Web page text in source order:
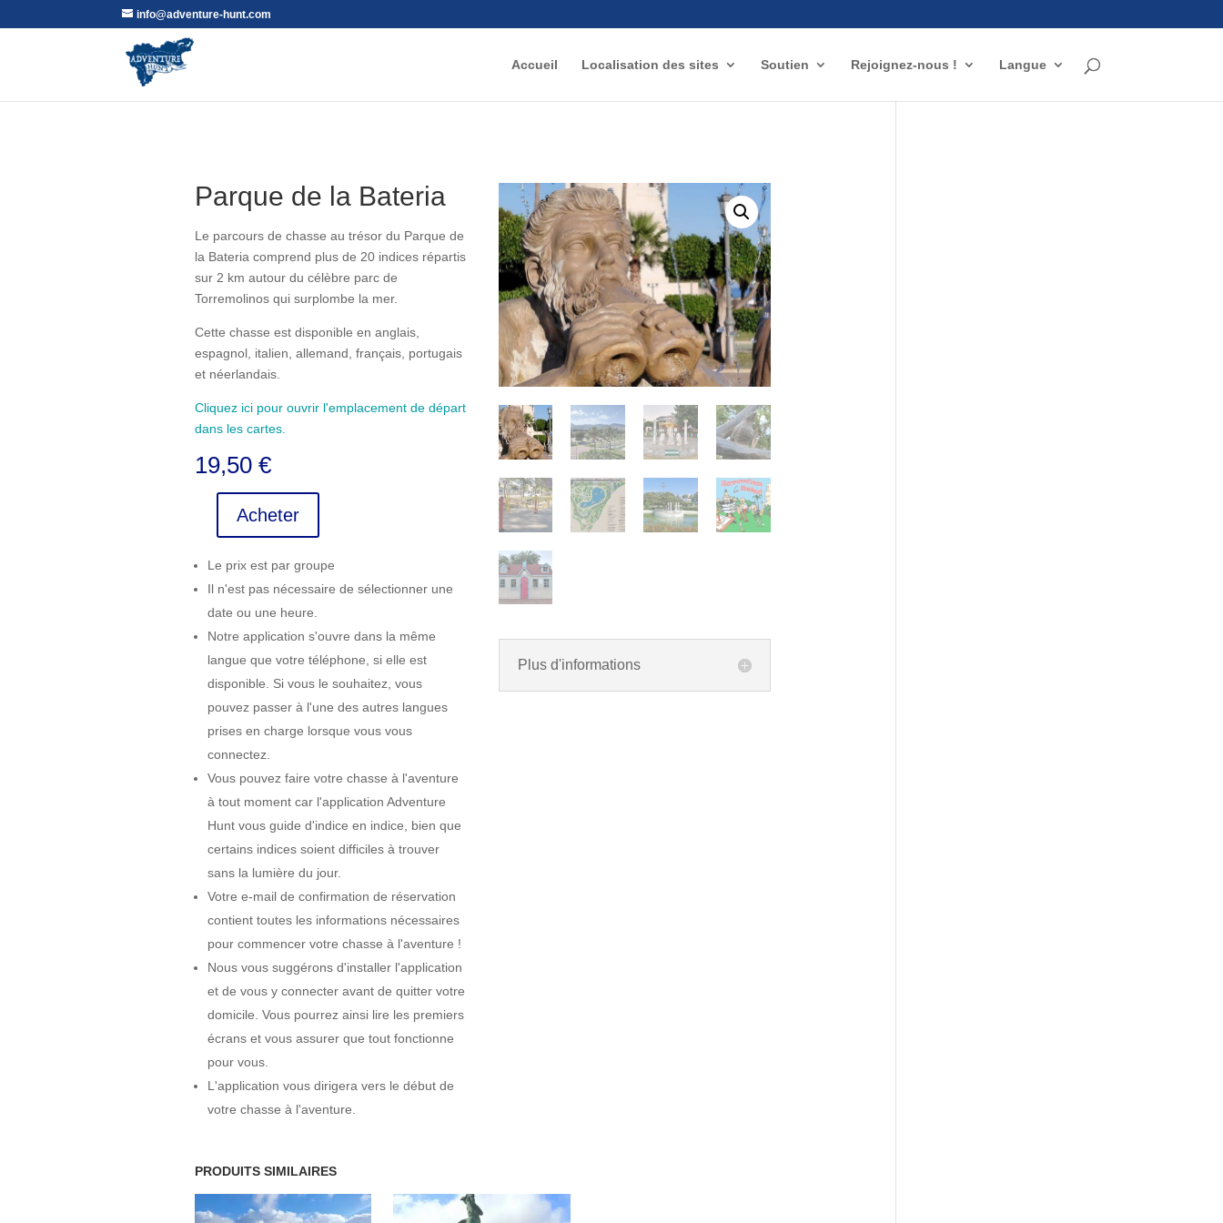
info@adventure-hunt.com
Accueil Localisation des sites Soutien Rejoignez-nous ! Langue
Parque de la Bateria
Le parcours de chasse au trésor du Parque de
la Bateria comprend plus de 20 indices répartis
sur 2 km autour du célèbre parc de
Torremolinos qui surplombe la mer.
Cette chasse est disponible en anglais,
espagnol, italien, allemand, français, portugais
et néerlandais.
Cliquez ici pour ouvrir l'emplacement de départ
dans les cartes.
19,50 €
quantité
Parque
de
Bateria
Acheter
Le prix est par groupe
Il n'est pas nécessaire de sélectionner une
date ou une heure.
Notre application s'ouvre dans la même
langue que votre téléphone, si elle est
disponible. Si vous le souhaitez, vous
pouvez passer à l'une des autres langues
prises en charge lorsque vous vous
connectez.
Vous pouvez faire votre chasse à l'aventure
à tout moment car l'application Adventure
Hunt vous guide d'indice en indice, bien que
certains indices soient difficiles à trouver
sans la lumière du jour.
Votre e-mail de confirmation de réservation
contient toutes les informations nécessaires
pour commencer votre chasse à l'aventure !
Nous vous suggérons d'installer l'application
et de vous y connecter avant de quitter votre
domicile. Vous pourrez ainsi lire les premiers
écrans et vous assurer que tout fonctionne
pour vous.
L'application vous dirigera vers le début de
votre chasse à l'aventure.
Plus d'informations
PRODUITS SIMILAIRES